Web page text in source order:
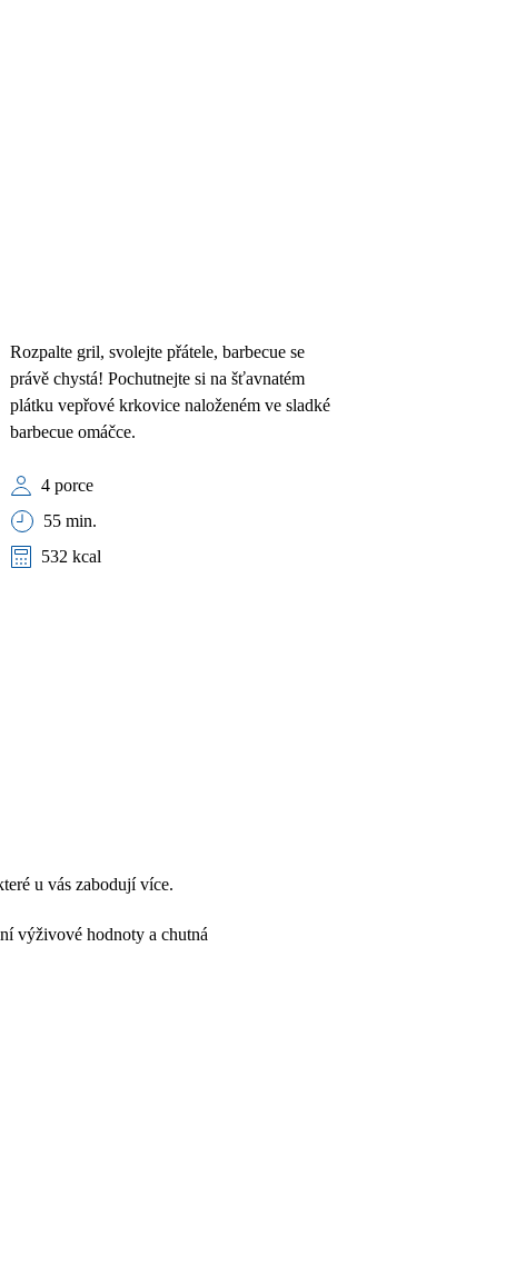
Rozpalte gril, svolejte přátele, barbecue se
právě chystá! Pochutnejte si na šťavnatém
plátku vepřové krkovice naloženém ve sladké
barbecue omáčce.
4 porce
55 min.
532 kcal
u vás zabodují více.
výživové hodnoty a chutná